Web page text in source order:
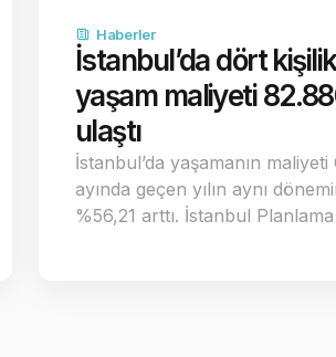
Haberler
İstanbul’da dört
yaşam maliyeti
ulaştı
İstanbul’da yaşamanın maliyeti
ayında geçen yılın aynı
%56,21 arttı. İstanbul